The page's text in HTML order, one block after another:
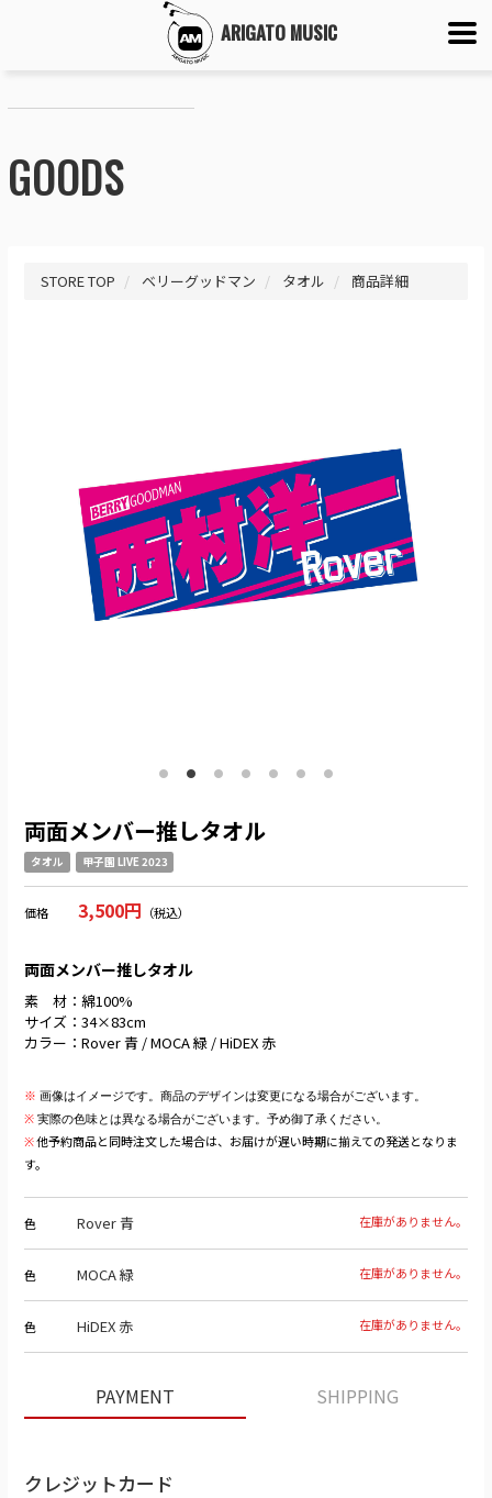
ARIGATO MUSIC
GOODS
STORE TOP ベリーグッドマン タオル 商品詳細
両面メンバー推しタオル
タオル 甲子園 LIVE 2023
価格 3,500円 （税込）
両面メンバー推しタオル
素 材：綿100%
サイズ：34×83cm
カラー：Rover 青 / MOCA 緑 / HiDEX 赤
※ 画像はイメージです。商品のデザインは変更になる場合がございます。
※ 実際の色味とは異なる場合がございます。予め御了承ください。
※他予約商品と同時注文した場合は、お届けが遅い時期に揃えての発送となりま
す。
色 Rover 青 在庫がありません。
色 MOCA 緑 在庫がありません。
色 HiDEX 赤 在庫がありません。
PAYMENT SHIPPING
クレジットカード